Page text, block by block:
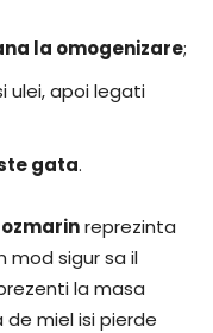
la omogenizare;
ulei, apoi legati
gata.
reprezinta
mod sigur sa il
la masa
de miel isi pierde